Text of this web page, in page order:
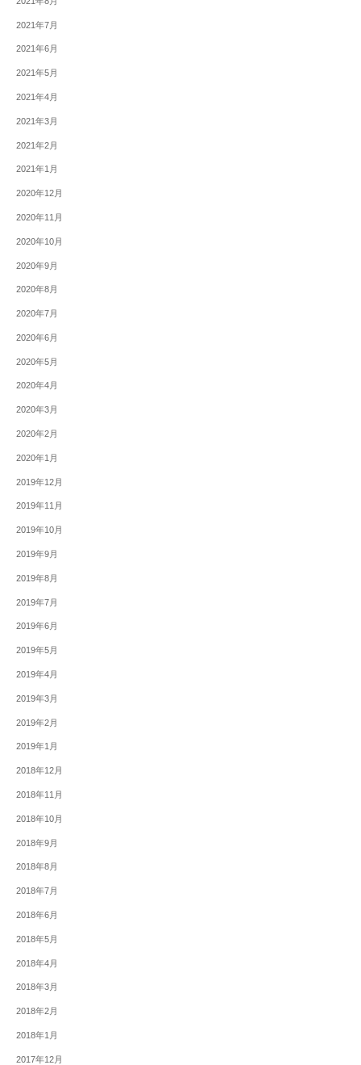
2021年7月
2021年6月
2021年5月
2021年4月
2021年3月
2021年2月
2021年1月
2020年12月
2020年11月
2020年10月
2020年9月
2020年8月
2020年7月
2020年6月
2020年5月
2020年4月
2020年3月
2020年2月
2020年1月
2019年12月
2019年11月
2019年10月
2019年9月
2019年8月
2019年7月
2019年6月
2019年5月
2019年4月
2019年3月
2019年2月
2019年1月
2018年12月
2018年11月
2018年10月
2018年9月
2018年8月
2018年7月
2018年6月
2018年5月
2018年4月
2018年3月
2018年2月
2018年1月
2017年12月